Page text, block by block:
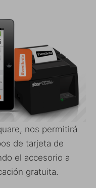
nos permitirá
de tarjeta de
el accesorio a
gratuita.